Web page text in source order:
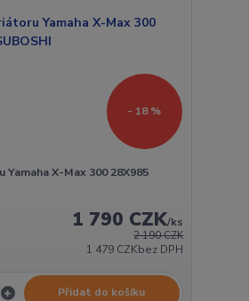
- 18 %
Yamaha X-Max 300 28X985
2 190 CZK
1 790 CZK/ks
1 479 CZKbez DPH
Přidat do košíku